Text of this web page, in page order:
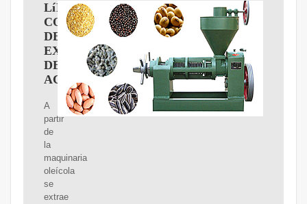
LíNEA
COMPLETA
DE
EXTRACCIóN
DE
ACEITE
A
partir
de
la
maquinaria
oleícola
se
extrae